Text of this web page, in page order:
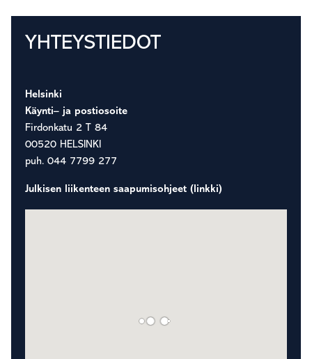
Ensisijainen
YHTEYSTIEDOT
Helsinki
Käynti– ja postiosoite
Firdonkatu 2 T 84
00520 HELSINKI
puh. 044 7799 277
Julkisen liikenteen saapumisohjeet (linkki)